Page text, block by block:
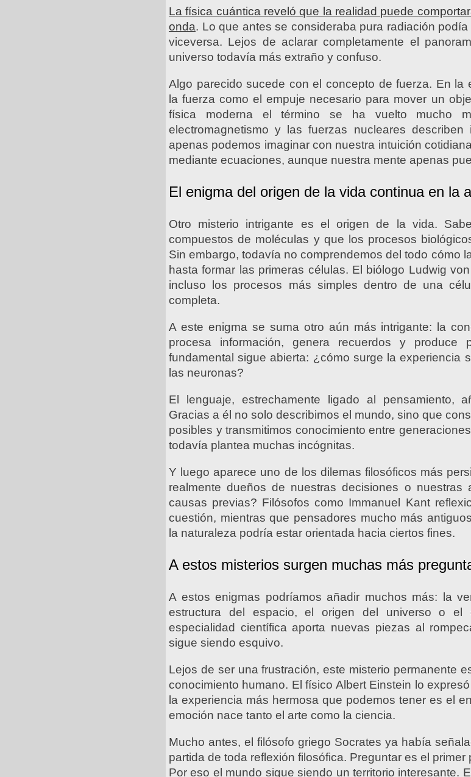
La física cuántica reveló que la realidad puede
onda. Lo que antes se consideraba pura radiación
viceversa. Lejos de aclarar completamente el
universo todavía más extraño y confuso.
Algo parecido sucede con el concepto de fuerza. En la
la fuerza como el empuje necesario para mover un
física moderna el término se ha vuelto mucho
electromagnetismo y las fuerzas nucleares describen
apenas podemos imaginar con nuestra intuición
mediante ecuaciones, aunque nuestra mente apenas
El enigma del origen de la vida continua en la
Otro misterio intrigante es el origen de la vida.
compuestos de moléculas y que los procesos
Sin embargo, todavía no comprendemos del todo cómo
hasta formar las primeras células. El biólogo Ludwig
incluso los procesos más simples dentro de una
completa.
A este enigma se suma otro aún más intrigante: la
procesa información, genera recuerdos y produce
fundamental sigue abierta: ¿cómo surge la experiencia
las neuronas?
El lenguaje, estrechamente ligado al pensamiento,
Gracias a él no solo describimos el mundo, sino que
posibles y transmitimos conocimiento entre
todavía plantea muchas incógnitas.
Y luego aparece uno de los dilemas filosóficos más
realmente dueños de nuestras decisiones o nuestras
causas previas? Filósofos como Immanuel Kant
cuestión, mientras que pensadores mucho más
la naturaleza podría estar orientada hacia ciertos fines.
A estos misterios surgen muchas más
A estos enigmas podríamos añadir muchos más: la
estructura del espacio, el origen del universo o el
especialidad científica aporta nuevas piezas al
sigue siendo esquivo.
Lejos de ser una frustración, este misterio permanente
conocimiento humano. El físico Albert Einstein lo
la experiencia más hermosa que podemos tener es el
emoción nace tanto el arte como la ciencia.
Mucho antes, el filósofo griego Socrates ya había
partida de toda reflexión filosófica. Preguntar es el primer
Por eso el mundo sigue siendo un territorio interesante.